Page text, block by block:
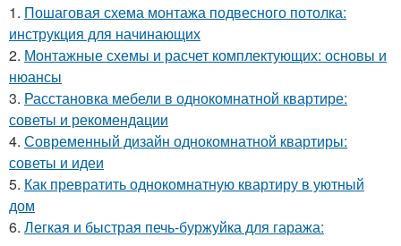
1. Пошаговая схема монтажа подвесного потолка:
инструкция для начинающих
2. Монтажные схемы и расчет комплектующих: основы и
нюансы
3. Расстановка мебели в однокомнатной квартире:
советы и рекомендации
4. Современный дизайн однокомнатной квартиры:
советы и идеи
5. Как превратить однокомнатную квартиру в уютный
дом
6. Легкая и быстрая печь-буржуйка для гаража: